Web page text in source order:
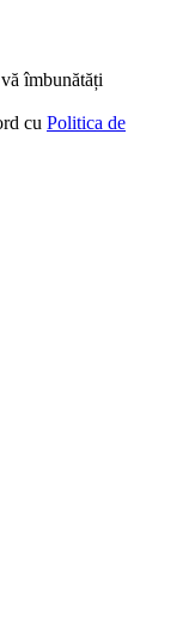
îmbunătăți
cu Politica de